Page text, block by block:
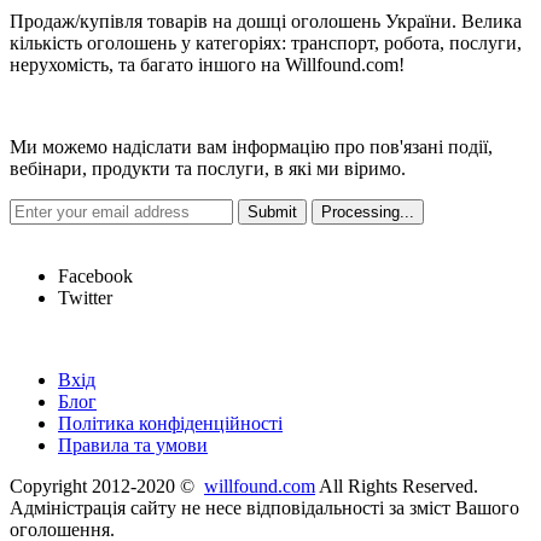
Продаж/купівля товарів на дошці оголошень України. Велика
кількість оголошень у категоріях: транспорт, робота, послуги,
нерухомість, та багато іншого на Willfound.com!
Ми можемо надіслати вам інформацію про пов'язані події,
вебінари, продукти та послуги, в які ми віримо.
Facebook
Twitter
Вхід
Блог
Політика конфіденційності
Правила та умови
Copyright 2012-2020 © willfound.com All Rights Reserved.
Адміністрація сайту не несе відповідальності за зміст Вашого
оголошення.